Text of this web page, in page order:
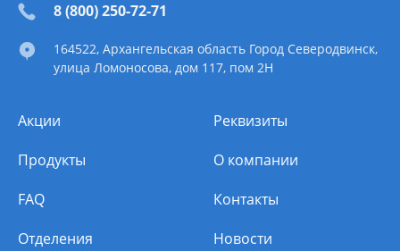
8 (800) 250-72-71
164522, Архангельская область Город Северодвинск,
улица Ломоносова, дом 117, пом 2Н
Акции
Продукты
FAQ
Отделения
Реквизиты
О компании
Контакты
Новости